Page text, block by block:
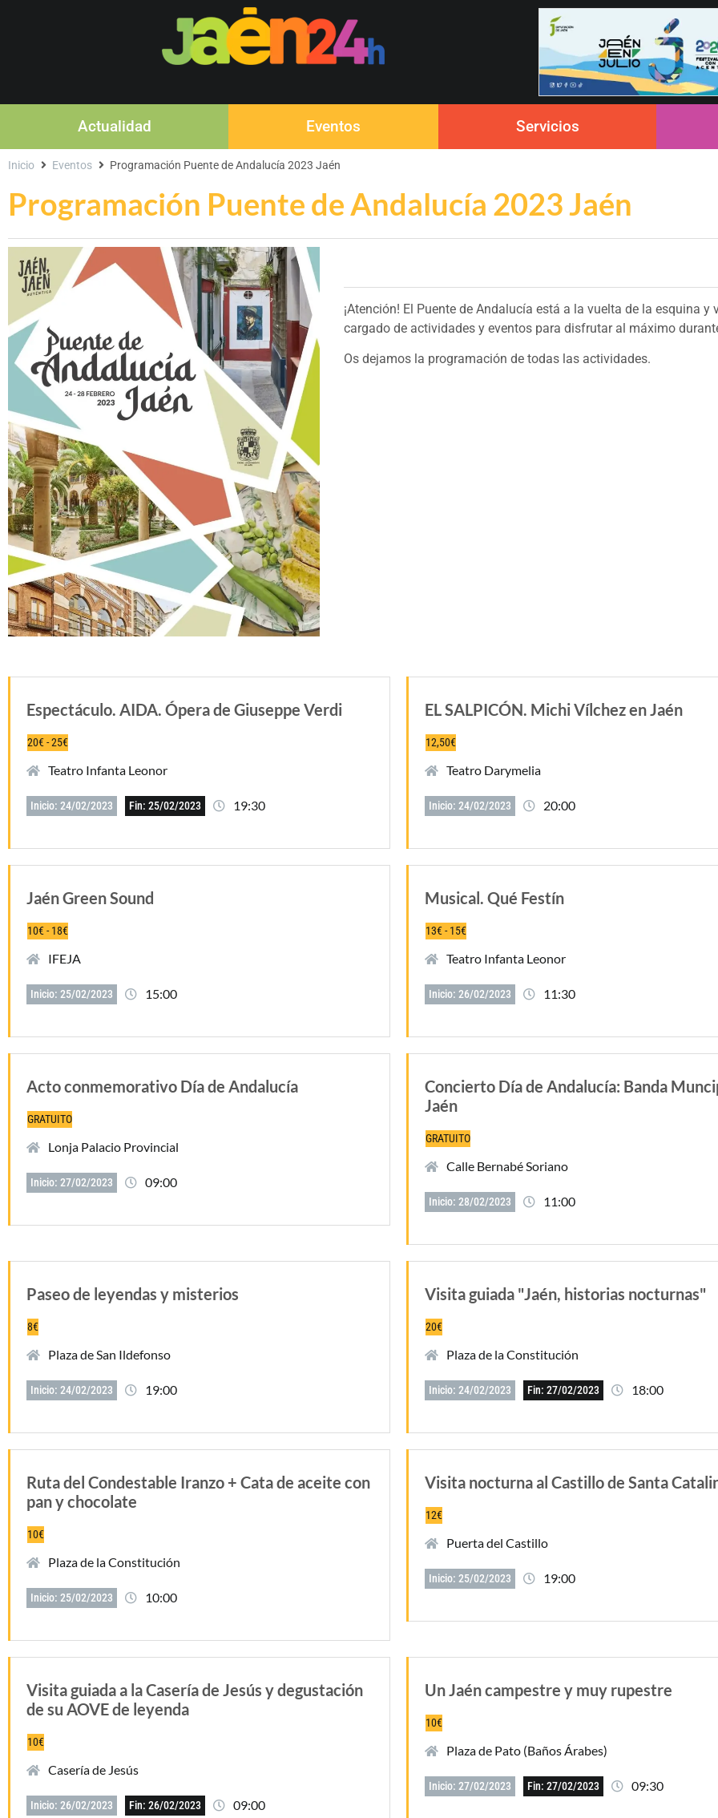
Actualidad Eventos Servicios
Programación Puente de Andalucía 2023 Jaén
Inicio Eventos Programación Puente de Andalucía 2023 Jaén
¡Atención! El Puente de Andalucía está a la vuelta de la esquina y
cargado de actividades y eventos para disfrutar al máximo
Os dejamos la programación de todas las actividades.
Espectáculo. AIDA. Ópera de Giuseppe Verdi
20€ - 25€
Teatro Infanta Leonor
Inicio: 24/02/2023 Fin: 25/02/2023 19:30
EL SALPICÓN. Michi Vílchez en Jaén
12,50€
Teatro Darymelia
Inicio: 24/02/2023 20:00
Jaén Green Sound
10€ - 18€
IFEJA
Inicio: 25/02/2023 15:00
Musical. Qué Festín
13€ - 15€
Teatro Infanta Leonor
Inicio: 26/02/2023 11:30
Acto conmemorativo Día de Andalucía
GRATUITO
Lonja Palacio Provincial
Inicio: 27/02/2023 09:00
Concierto Día de Andalucía: Banda
Jaén
GRATUITO
Calle Bernabé Soriano
Inicio: 28/02/2023 11:00
Paseo de leyendas y misterios
8€
Plaza de San Ildefonso
Inicio: 24/02/2023 19:00
Visita guiada "Jaén, historias nocturnas"
20€
Plaza de la Constitución
Inicio: 24/02/2023 Fin: 27/02/2023 18:00
Ruta del Condestable Iranzo + Cata de aceite con
pan y chocolate
10€
Plaza de la Constitución
Inicio: 25/02/2023 10:00
Visita nocturna al Castillo de Santa
12€
Puerta del Castillo
Inicio: 25/02/2023 19:00
Visita guiada a la Casería de Jesús y degustación
de su AOVE de leyenda
10€
Casería de Jesús
Inicio: 26/02/2023 Fin: 26/02/2023 09:00
Un Jaén campestre y muy rupestre
10€
Plaza de Pato (Baños Árabes)
Inicio: 27/02/2023 Fin: 27/02/2023 09:30